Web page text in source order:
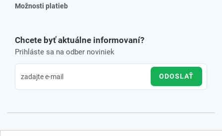
Možnosti platieb
Chcete byť aktuálne informovaní?
Prihláste sa na odber noviniek
ODOSLAŤ